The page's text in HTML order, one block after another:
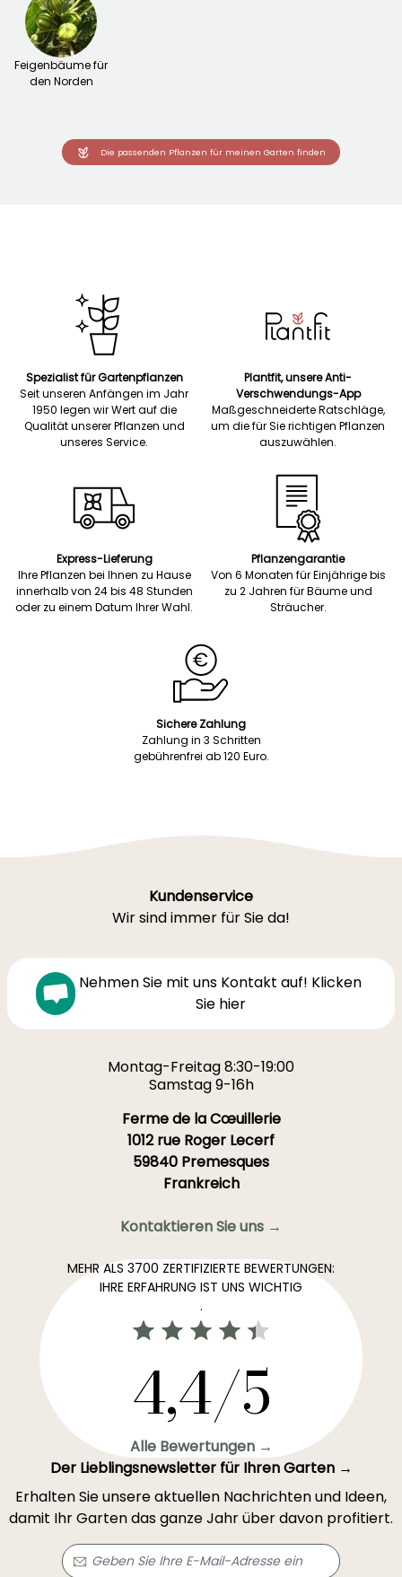
Feigenbäume für
den Norden
Die passenden Pflanzen für meinen Garten finden
Spezialist für Gartenpflanzen
Seit unseren Anfängen im Jahr
1950 legen wir Wert auf die
Qualität unserer Pflanzen und
unseres Service.
Plantfit, unsere Anti-
Verschwendungs-App
Maßgeschneiderte Ratschläge,
um die für Sie richtigen Pflanzen
auszuwählen.
Express-Lieferung
Ihre Pflanzen bei Ihnen zu Hause
innerhalb von 24 bis 48 Stunden
oder zu einem Datum Ihrer Wahl.
Pflanzengarantie
Von 6 Monaten für Einjährige bis
zu 2 Jahren für Bäume und
Sträucher.
Sichere Zahlung
Zahlung in 3 Schritten
gebührenfrei ab 120 Euro.
Kundenservice
Wir sind immer für Sie da!
Nehmen Sie mit uns Kontakt auf! Klicken
Sie hier
Montag-Freitag 8:30-19:00
Samstag 9-16h
Ferme de la Cœuillerie
1012 rue Roger Lecerf
59840 Premesques
Frankreich
Kontaktieren Sie uns →
MEHR ALS 3700 ZERTIFIZIERTE BEWERTUNGEN:
IHRE ERFAHRUNG IST UNS WICHTIG
.
4,4/5
Alle Bewertungen →
Der Lieblingsnewsletter für Ihren Garten →
Erhalten Sie unsere aktuellen Nachrichten und Ideen,
damit Ihr Garten das ganze Jahr über davon profitiert.